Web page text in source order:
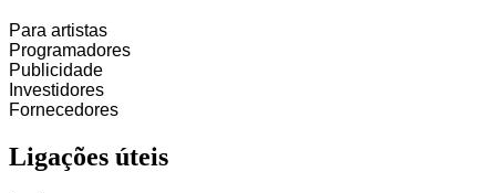
Para artistas
Programadores
Publicidade
Investidores
Fornecedores
Ligações úteis